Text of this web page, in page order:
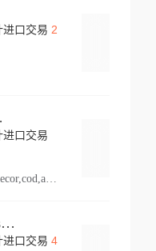
口交易 2
口交易
vehicle,pl 2,arts,home decor,cod,amusement ride,sea
Duetto Intergrgrated Systems Inc.
口交易 4